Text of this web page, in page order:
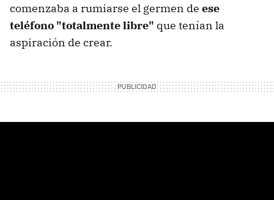
comenzaba a rumiarse el germen de ese
teléfono "totalmente libre" que tenían la
aspiración de crear.